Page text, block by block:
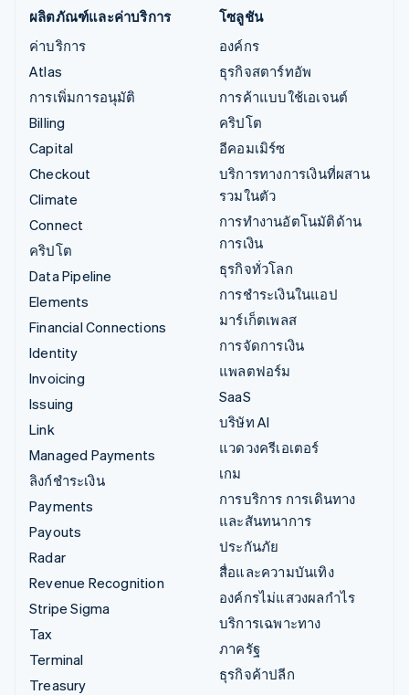
ผลิตภัณฑ์และค่าบริการ
ค่าบริการ
Atlas
การเพิ่มการอนุมัติ
Billing
Capital
Checkout
Climate
Connect
คริปโต
Data Pipeline
Elements
Financial Connections
Identity
Invoicing
Issuing
Link
Managed Payments
ลิงก์ชำระเงิน
Payments
Payouts
Radar
Revenue Recognition
Stripe Sigma
Tax
Terminal
Treasury
โซลูชัน
องค์กร
ธุรกิจสตาร์ทอัพ
การค้าแบบใช้เอเจนต์
คริปโต
อีคอมเมิร์ซ
บริการทางการเงินที่ผสาน
รวมในตัว
การทำงานอัตโนมัติด้าน
การเงิน
ธุรกิจทั่วโลก
การชำระเงินในแอป
มาร์เก็ตเพลส
การจัดการเงิน
แพลตฟอร์ม
SaaS
บริษัท AI
แวดวงครีเอเตอร์
เกม
การบริการ การเดินทาง
และสันทนาการ
ประกันภัย
สื่อและความบันเทิง
องค์กรไม่แสวงผลกำไร
บริการเฉพาะทาง
ภาครัฐ
ธุรกิจค้าปลีก